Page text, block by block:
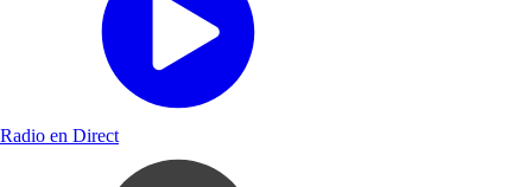
Radio en Direct